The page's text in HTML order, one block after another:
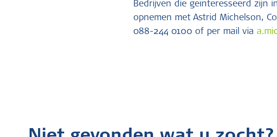
Bedrijven die geïnteresseerd zijn
opnemen met Astrid Michelson,
088-244 0100 of per mail via